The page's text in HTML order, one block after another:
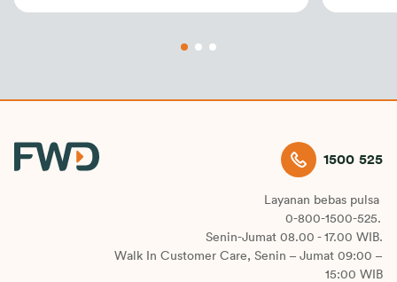
1500 525
Layanan bebas pulsa
0-800-1500-525.
Senin-Jumat 08.00 - 17.00 WIB.
Walk In Customer Care, Senin – Jumat 09:00 –
15:00 WIB